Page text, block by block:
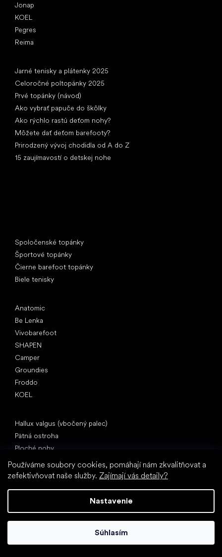
Používáme soubory cookies, pomáhají nám zkvalitňovat a
zefektivňovat naše služby. Zajímají vás detaily?
Nastavenie
Súhlasím
Jonap
KOEL
Pegres
Reima
Jarné tenisky a plátenky 2025
Celoročné poltopánky 2025
Prvé topánky (návod)
Ako vybrať papuče do škôlky
Ako rýchlo rastú deťom nohy?
Môžete dať deťom barefooty?
Prirodzený vývoj chodidla od A do Z
15 zaujímavostí o detskej nohe
Spoločenské topánky
Športové topánky
Čierne barefoot topánky
Biele tenisky
Anatomic
Be Lenka
Vivobarefoot
SHAPEN
Camper
Groundies
Froddo
KOEL
Hallux valgus (vbočený palec)
Pätná ostroha
Ploché nohy
Rovná podrážka vs. topánky na podpätku
Chôdza naboso vs. chôdza v topánkach